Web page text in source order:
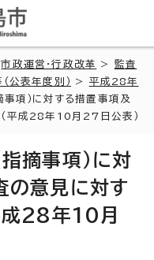
市政運営・行政改革 > 監査
公表年度別） > 平成28年
項）に対する措置事項及
平成28年10月27日公表）
摘事項）に対
の意見に対す
成28年10月